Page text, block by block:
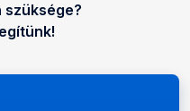
szüksége?